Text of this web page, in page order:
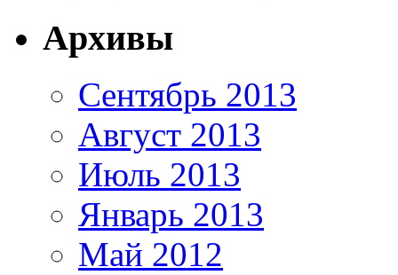
Архивы
Сентябрь 2013
Август 2013
Июль 2013
Январь 2013
Май 2012